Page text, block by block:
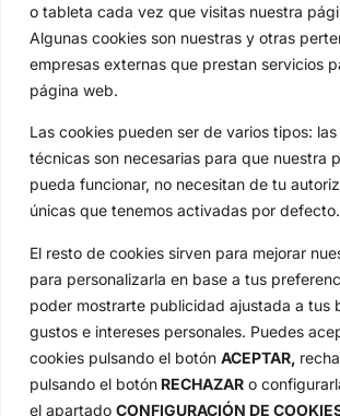
o tableta cada vez que visitas nuestra
Algunas cookies son nuestras y otras
empresas externas que prestan servicios
página web.
Las cookies pueden ser de varios tipos:
técnicas son necesarias para que nuestra
pueda funcionar, no necesitan de tu
únicas que tenemos activadas por defecto.
El resto de cookies sirven para mejorar
para personalizarla en base a tus
poder mostrarte publicidad ajustada a tus
gustos e intereses personales. Puedes
cookies pulsando el botón ACEPTAR,
pulsando el botón RECHAZAR o
el apartado CONFIGURACIÓN DE
Actualidad
Amateurs
Circuitos
Ryder
Reglas
Compañía
Aviso Legal
Política de Privacidad
Publicidad
Newsletters
Copyright © 2025 OpenGolf | Diseño por